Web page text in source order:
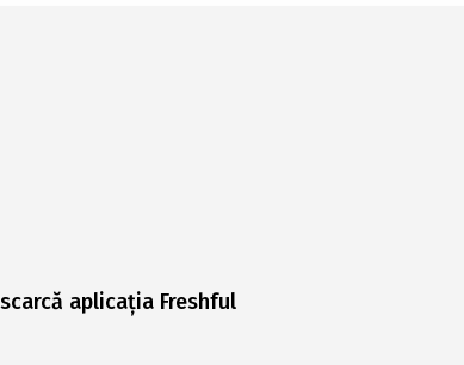
aplicația Freshful